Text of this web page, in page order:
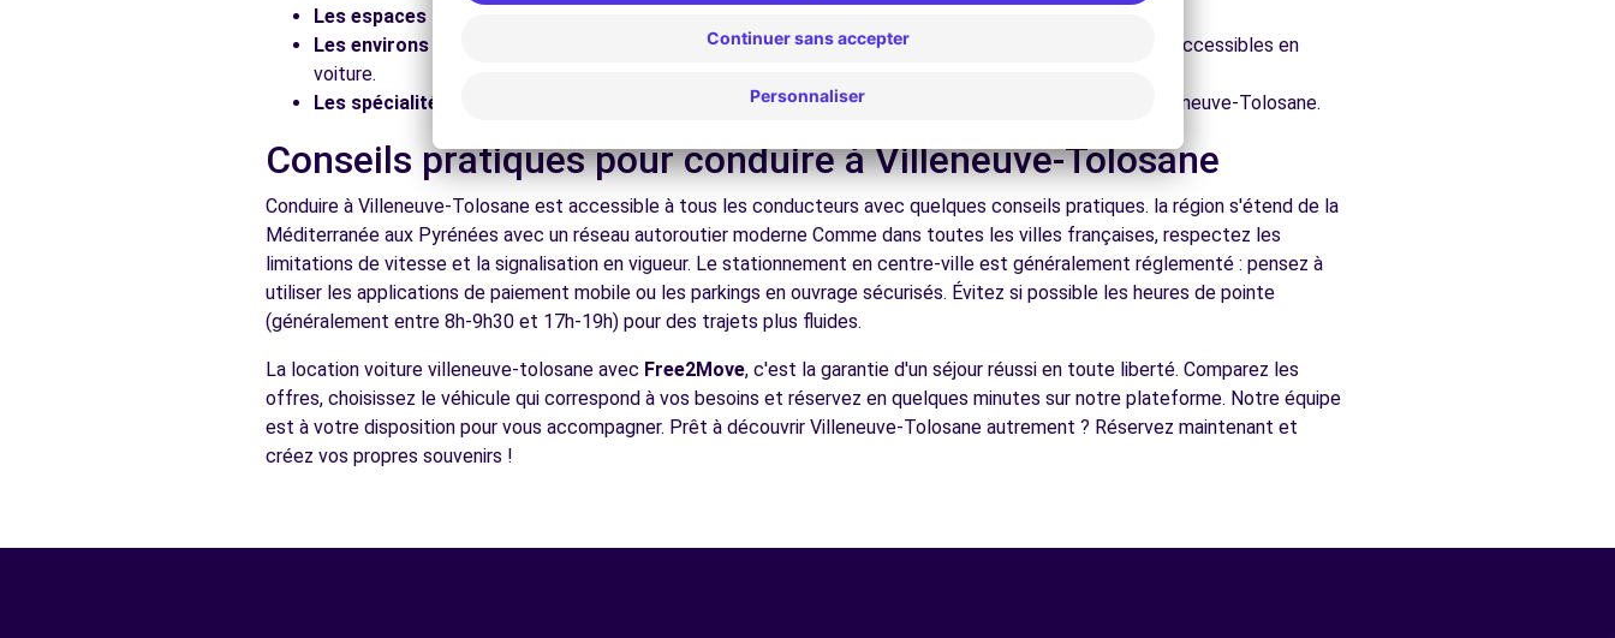
Free2Move Rent - MIDI SERVICE - TOULOUSE (C)
9.8 km
RUE DU GENERAL LIONEL DE MARMIER
Voir toutes les agences
Les espaces naturels :
Les environs :
Explorez les plages méditerranéennes, les cités médiévales, les Pyrénées, facilement accessibles en
voiture.
Les spécialités locales :
Découvrez la gastronomie régionale dans les restaurants et marchés de Villeneuve-Tolosane.
Conseils pratiques pour conduire à Villeneuve-Tolosane
Conduire à Villeneuve-Tolosane est accessible à tous les conducteurs avec quelques conseils pratiques. la région s'étend de la
Méditerranée aux Pyrénées avec un réseau autoroutier moderne Comme dans toutes les villes françaises, respectez les
limitations de vitesse et la signalisation en vigueur. Le stationnement en centre-ville est généralement réglementé : pensez à
utiliser les applications de paiement mobile ou les parkings en ouvrage sécurisés. Évitez si possible les heures de pointe
(généralement entre 8h-9h30 et 17h-19h) pour des trajets plus fluides.
La location voiture villeneuve-tolosane avec Free2Move, c'est la garantie d'un séjour réussi en toute liberté. Comparez les
offres, choisissez le véhicule qui correspond à vos besoins et réservez en quelques minutes sur notre plateforme. Notre équipe
est à votre disposition pour vous accompagner. Prêt à découvrir Villeneuve-Tolosane autrement ? Réservez maintenant et
créez vos propres souvenirs !